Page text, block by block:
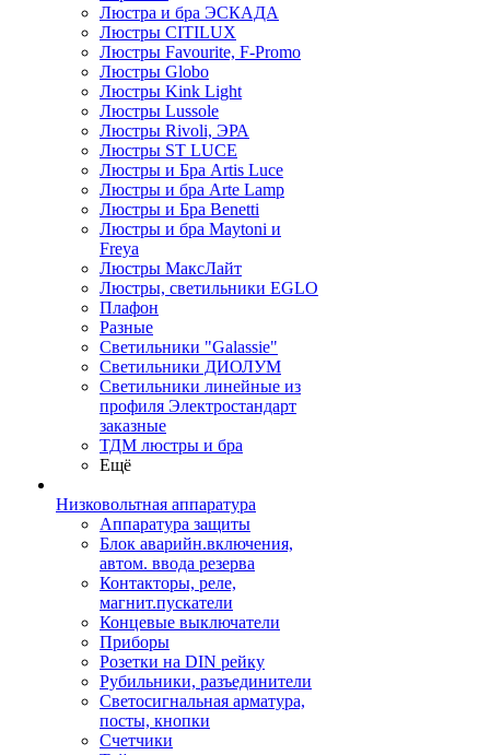
Люстра и бра ЭСКАДА
Люстры CITILUX
Люстры Favourite, F-Promo
Люстры Globo
Люстры Kink Light
Люстры Lussole
Люстры Rivoli, ЭРА
Люстры ST LUCE
Люстры и Бра Artis Luce
Люстры и бра Arte Lamp
Люстры и Бра Benetti
Люстры и бра Maytoni и
Freya
Люстры МаксЛайт
Люстры, светильники EGLO
Плафон
Разные
Светильники "Galassie"
Светильники ДИОЛУМ
Светильники линейные из
профиля Электростандарт
заказные
ТДМ люстры и бра
Ещё
Низковольтная аппаратура
Аппаратура защиты
Блок аварийн.включения,
автом. ввода резерва
Контакторы, реле,
магнит.пускатели
Концевые выключатели
Приборы
Розетки на DIN рейку
Рубильники, разъединители
Светосигнальная арматура,
посты, кнопки
Счетчики